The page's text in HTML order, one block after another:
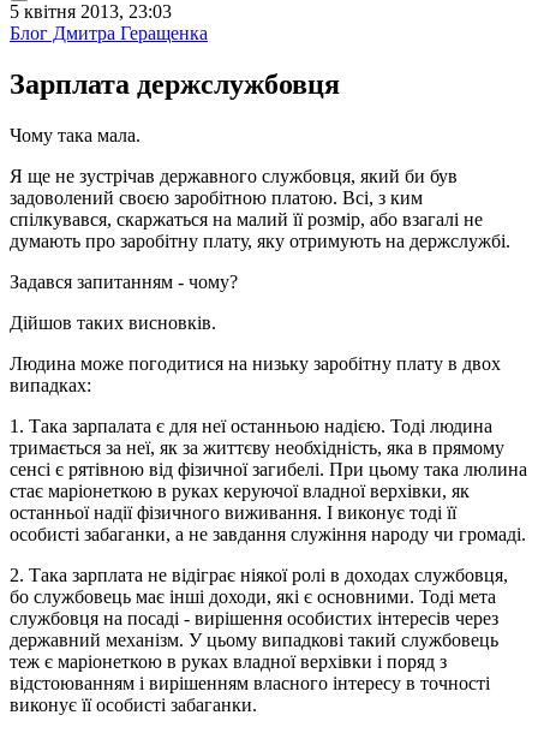
5 квітня 2013, 23:03
Блог Дмитра Геращенка
Зарплата держслужбовця
Чому така мала.
Я ще не зустрічав державного службовця, який би був
задоволений своєю заробітною платою. Всі, з ким
спілкувався, скаржаться на малий її розмір, або взагалі не
думають про заробітну плату, яку отримують на держслужбі.
Задався запитанням - чому?
Дійшов таких висновків.
Людина може погодитися на низьку заробітну плату в двох
випадках:
1. Така зарпалата є для неї останньою надією. Тоді людина
тримається за неї, як за життєву необхідність, яка в прямому
сенсі є рятівною від фізичної загибелі. При цьому така люлина
стає маріонеткою в руках керуючої владної верхівки, як
останньої надії фізичного виживання. І виконує тоді її
особисті забаганки, а не завдання служіння народу чи громаді.
2. Така зарплата не відіграє ніякої ролі в доходах службовця,
бо службовець має інші доходи, які є основними. Тоді мета
службовця на посаді - вирішення особистих інтересів через
державний механізм. У цьому випадкові такий службовець
теж є маріонеткою в руках владної верхівки і поряд з
відстоюванням і вирішенням власного інтересу в точності
виконує її особисті забаганки.